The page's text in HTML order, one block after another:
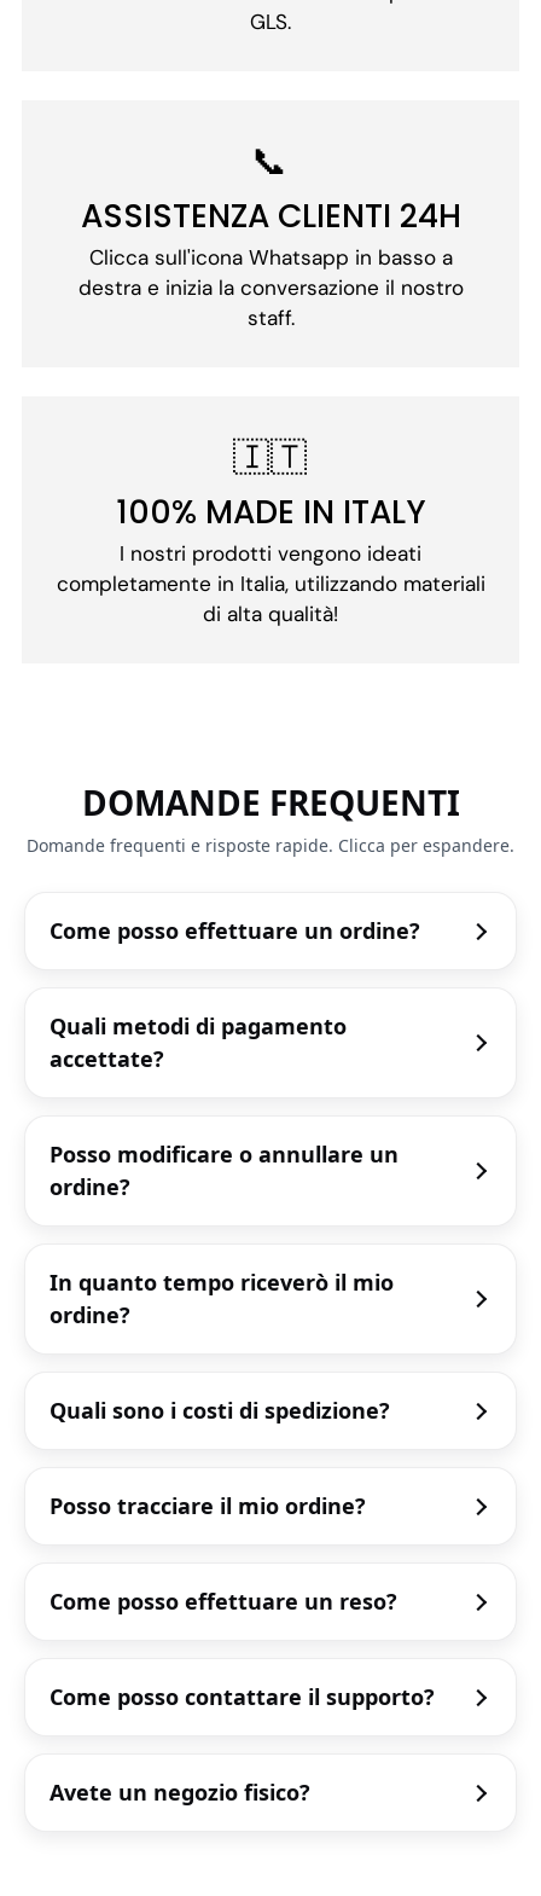
GLS.
📞
ASSISTENZA CLIENTI 24H
Clicca sull'icona Whatsapp in basso a
destra e inizia la conversazione il nostro
staff.
🇮🇹
100% MADE IN ITALY
I nostri prodotti vengono ideati
completamente in Italia, utilizzando materiali
di alta qualità!
DOMANDE FREQUENTI
Domande frequenti e risposte rapide. Clicca per espandere.
Come posso effettuare un ordine?
Quali metodi di pagamento
accettate?
Posso modificare o annullare un
ordine?
In quanto tempo riceverò il mio
ordine?
Quali sono i costi di spedizione?
Posso tracciare il mio ordine?
Come posso effettuare un reso?
Come posso contattare il supporto?
Avete un negozio fisico?